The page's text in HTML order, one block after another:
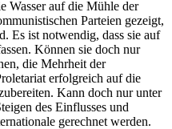
Wasser auf die Mühle der
Parteien gezeigt,
Es ist notwendig, dass sie auf
Können sie doch nur
die Mehrheit der
erfolgreich auf die
Kann doch nur unter
des Einflusses und
gerechnet werden.